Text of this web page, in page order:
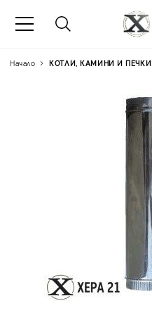
Начало КОТЛИ, КАМИНИ И ПЕЧКИ